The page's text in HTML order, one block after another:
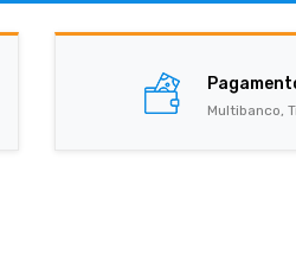
Multibanco,